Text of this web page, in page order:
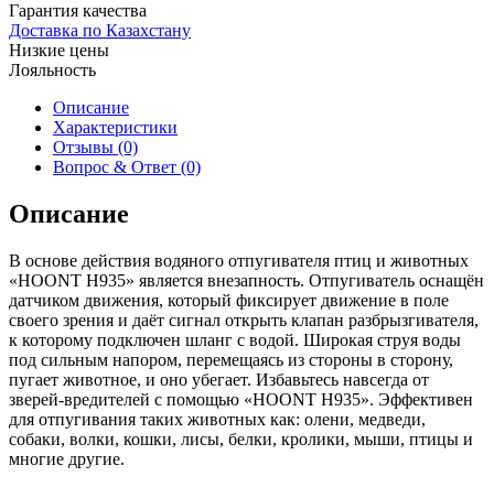
Гарантия качества
Доставка по Казахстану
Низкие цены
Лояльность
Описание
Характеристики
Отзывы (0)
Вопрос & Ответ (0)
Описание
​В основе действия водяного отпугивателя птиц и животных
«HOONT H935» является внезапность. Отпугиватель оснащён
датчиком движения, который фиксирует движение в поле
своего зрения и даёт сигнал открыть клапан разбрызгивателя,
к которому подключен шланг с водой. Широкая струя воды
под сильным напором, перемещаясь из стороны в сторону,
пугает животное, и оно убегает. Избавьтесь навсегда от
зверей-вредителей с помощью «HOONT H935». Эффективен
для отпугивания таких животных как: олени, медведи,
собаки, волки, кошки, лисы, белки, кролики, мыши, птицы и
многие другие.